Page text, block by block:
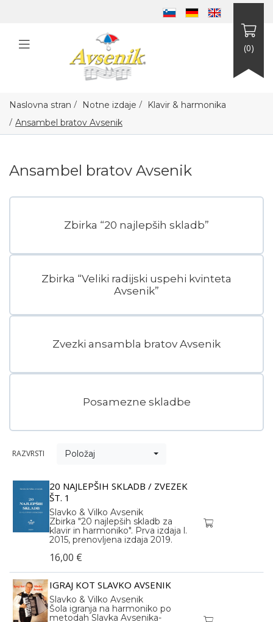
(0)
Naslovna stran / Notne izdaje / Klavir & harmonika
/ Ansambel bratov Avsenik
Ansambel bratov Avsenik
Zbirka “20 najlepših skladb”
Zbirka “Veliki radijski uspehi kvinteta
Avsenik”
Zvezki ansambla bratov Avsenik
Posamezne skladbe
RAZVRSTI Položaj
20 NAJLEPŠIH SKLADB / ZVEZEK
ŠT. 1
Slavko & Vilko Avsenik
Zbirka "20 najlepših skladb za
klavir in harmoniko". Prva izdaja l.
2015, prenovljena izdaja 2019.
16,00 €
IGRAJ KOT SLAVKO AVSENIK
Slavko & Vilko Avsenik
Šola igranja na harmoniko po
metodah Slavka Avsenika-